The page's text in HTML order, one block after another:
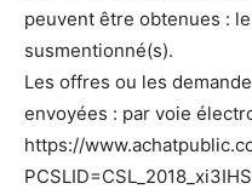
peuvent être obtenues :
susmentionné(s).
Les offres ou les
envoyées : par voie
https://